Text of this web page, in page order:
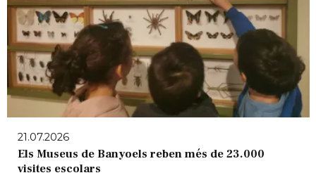
21.07.2026
Els Museus de Banyoels reben més de 23.000
visites escolars